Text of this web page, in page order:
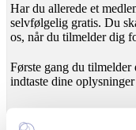
Har du allerede et
selvfølgelig gratis. Du
os, når du tilmelder dig
Første gang du
indtaste dine